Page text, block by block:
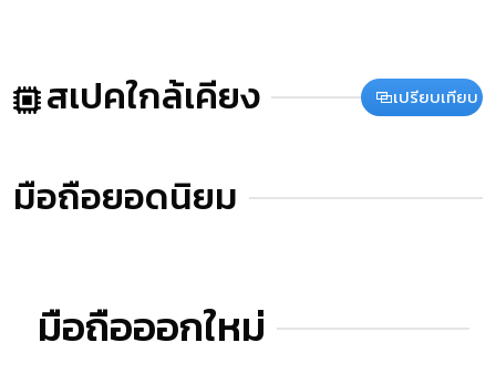
สเปคใกล้เคียง เปรียบเทียบ
มือถือยอดนิยม
มือถือออกใหม่